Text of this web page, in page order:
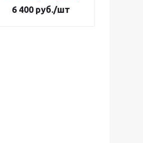
6 400руб./шт